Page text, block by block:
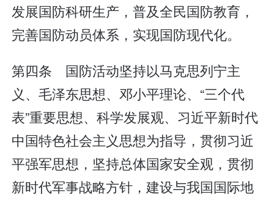
发展国防科研生产，普及全民国防教育，
完善国防动员体系，实现国防现代化。
第四条 国防活动坚持以马克思列宁主
义、毛泽东思想、邓小平理论、“三个代
表”重要思想、科学发展观、习近平新时代
中国特色社会主义思想为指导，贯彻习近
平强军思想，坚持总体国家安全观，贯彻
新时代军事战略方针，建设与我国国际地